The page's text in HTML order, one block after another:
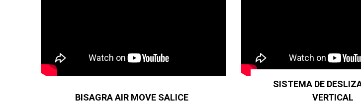
BISAGRA AIR MOVE SALICE
SISTEMA DE
VERTICAL